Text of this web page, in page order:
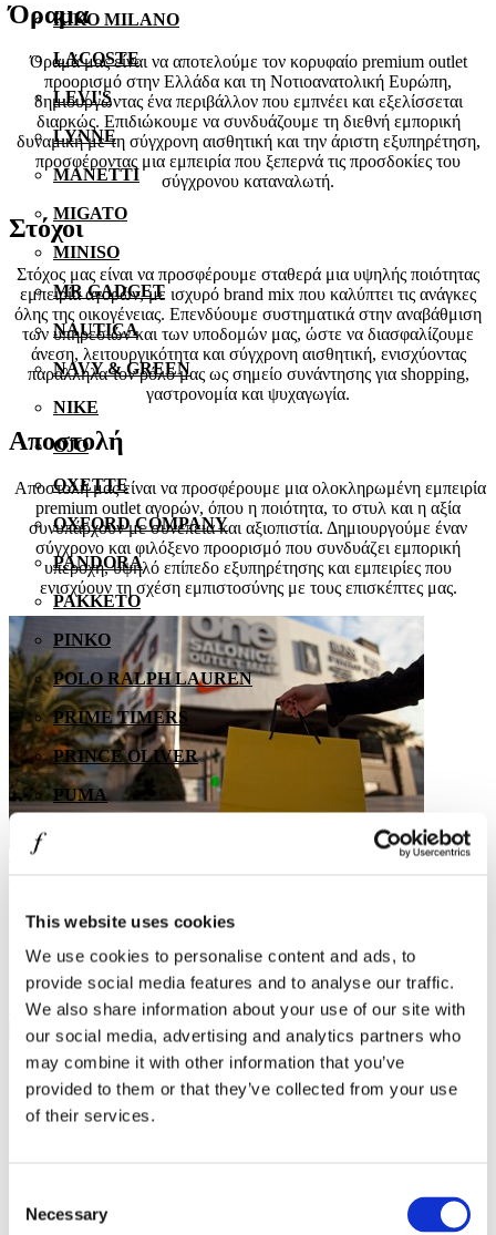
This website uses cookies
We use cookies to personalise content and ads, to
provide social media features and to analyse our traffic.
We also share information about your use of our site with
our social media, advertising and analytics partners who
may combine it with other information that you’ve
provided to them or that they’ve collected from your use
of their services.
Selection
Necessary
KIKO MILANO
LACOSTE
LEVI'S
LYNNE
MANETTI
MIGATO
MINISO
MR GADGET
NAUTICA
NAVY & GREEN
NIKE
OJO
OXETTE
OXFORD COMPANY
PANDORA
PAKKETO
PINKO
POLO RALPH LAUREN
PRIME TIMERS
PRINCE OLIVER
PUMA
SEPHORA
SKLAVENITIS
SOCKS + MORE
ST Jewellery
STAFF GALLERY
TOMMY HILFIGER
THE BOSTONIANS
Όραμα
Όραμά μας είναι να αποτελούμε τον κορυφαίο premium outlet
προορισμό στην Ελλάδα και τη Νοτιοανατολική Ευρώπη,
δημιουργώντας ένα περιβάλλον που εμπνέει και εξελίσσεται
διαρκώς. Επιδιώκουμε να συνδυάζουμε τη διεθνή εμπορική
δυναμική με τη σύγχρονη αισθητική και την άριστη εξυπηρέτηση,
προσφέροντας μια εμπειρία που ξεπερνά τις προσδοκίες του
σύγχρονου καταναλωτή.
Στόχοι
Στόχος μας είναι να προσφέρουμε σταθερά μια υψηλής ποιότητας
εμπειρία αγορών, με ισχυρό brand mix που καλύπτει τις ανάγκες
όλης της οικογένειας. Επενδύουμε συστηματικά στην αναβάθμιση
των υπηρεσιών και των υποδομών μας, ώστε να διασφαλίζουμε
άνεση, λειτουργικότητα και σύγχρονη αισθητική, ενισχύοντας
παράλληλα τον ρόλο μας ως σημείο συνάντησης για shopping,
γαστρονομία και ψυχαγωγία.
Αποστολή
Αποστολή μας είναι να προσφέρουμε μια ολοκληρωμένη εμπειρία
premium outlet αγορών, όπου η ποιότητα, το στυλ και η αξία
συνυπάρχουν με συνέπεια και αξιοπιστία. Δημιουργούμε έναν
σύγχρονο και φιλόξενο προορισμό που συνδυάζει εμπορική
υπεροχή, υψηλό επίπεδο εξυπηρέτησης και εμπειρίες που
ενισχύουν τη σχέση εμπιστοσύνης με τους επισκέπτες μας.
Εγγραφείτε στο newsletter μας
Μάθετε πρώτοι τα τελευταία νέα του One Salonica.
Διεύθυνση e-mail